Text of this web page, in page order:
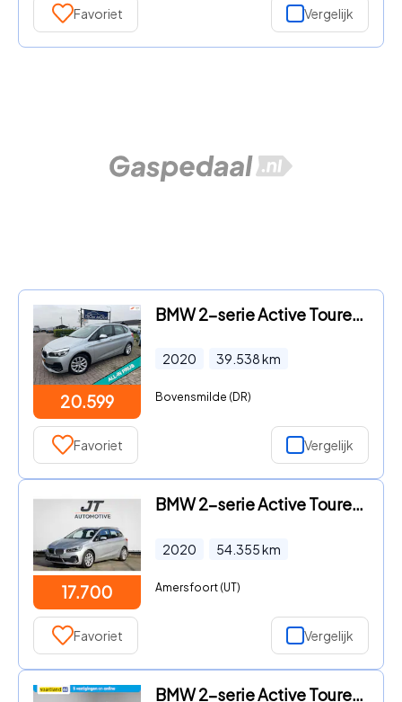
Favoriet Vergelijk
20.599
BMW 2-serie Active Tourer - 225xe iPerformance
2020 39.538km
Bovensmilde (DR)
Favoriet Vergelijk
17.700
BMW 2-serie Active Tourer - 225xe iPerformance Stoelverwarming | Camera | Cruise Control
2020 54.355km
Amersfoort (UT)
Favoriet Vergelijk
BMW 2-serie Active Tourer - 218i Essential Aut. [ Navi Climate Cruise ]